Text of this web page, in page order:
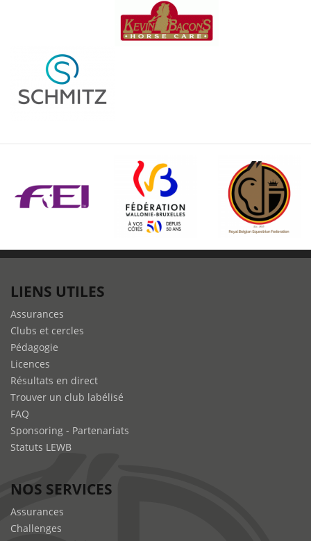
LIENS UTILES
Assurances
Clubs et cercles
Pédagogie
Licences
Résultats en direct
Trouver un club labélisé
FAQ
Sponsoring - Partenariats
Statuts LEWB
NOS SERVICES
Assurances
Challenges